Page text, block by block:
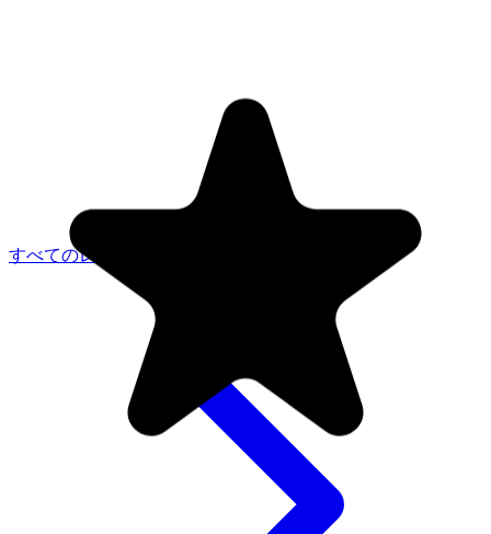
"Seriously, makes my tasks easier to share with the team, and the
free version is quite nice for our little office. Eventually, we will
expand, and this is definitely a great tool to do that! Syncs with my
Workspace and Calendar."
すべてのレビューを見る